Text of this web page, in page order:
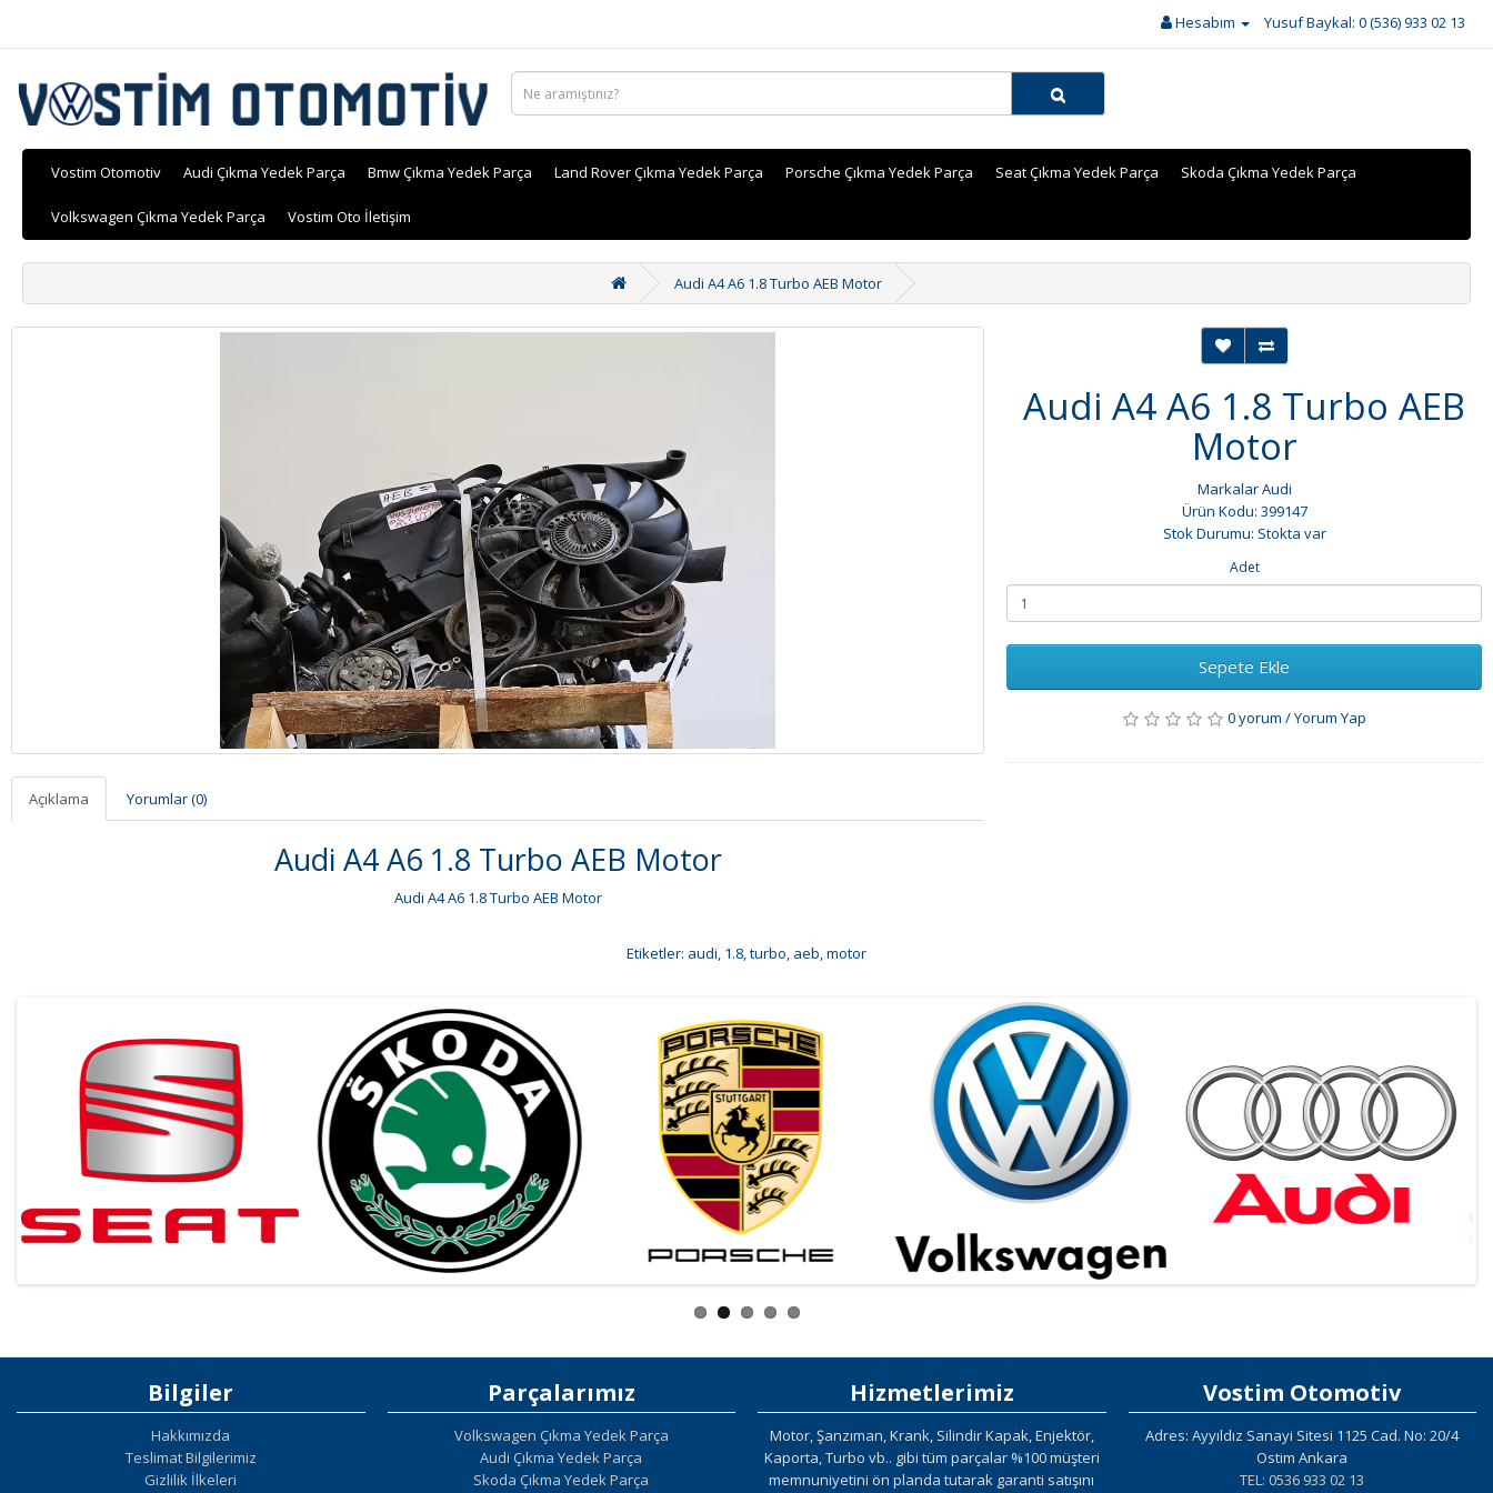
Hesabım Yusuf Baykal: 0 (536) 933 02 13
Vostim Otomotiv Audi Çıkma Yedek Parça Bmw Çıkma Yedek Parça Land Rover Çıkma Yedek Parça Porsche Çıkma Yedek Parça Seat Çıkma Yedek Parça Skoda Çıkma Yedek Parça
Volkswagen Çıkma Yedek Parça Vostim Oto İletişim
Audi A4 A6 1.8 Turbo AEB Motor
Açıklama Yorumlar (0)
Audi A4 A6 1.8 Turbo AEB Motor
Audi A4 A6 1.8 Turbo AEB Motor
Audi A4 A6 1.8 Turbo AEB
Motor
MarkalarAudi
Ürün Kodu: 399147
Stok Durumu: Stokta var
Adet
Sepete Ekle
0 yorum /Yorum Yap
Etiketler: audi, 1.8,turbo, aeb,motor
Bilgiler
Hakkımızda
Teslimat Bilgilerimiz
Gizlilik İlkeleri
Parçalarımız
Volkswagen Çıkma Yedek Parça
Audi Çıkma Yedek Parça
Skoda Çıkma Yedek Parça
Hizmetlerimiz
Motor, Şanzıman, Krank, Silindir Kapak, Enjektör,
Kaporta, Turbo vb.. gibi tüm parçalar %100 müşteri
memnuniyetini ön planda tutarak garanti satışını
Vostim Otomotiv
Adres: Ayyıldız Sanayi Sitesi 1125 Cad. No: 20/4
Ostim Ankara
TEL: 0536 933 02 13